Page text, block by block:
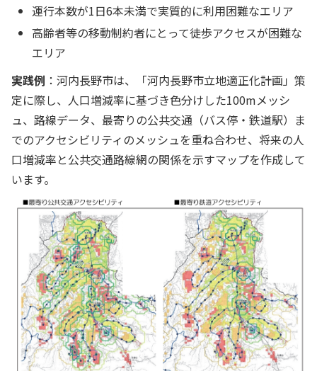
運行本数が1日6本未満で実質的に利用困難なエリア
高齢者等の移動制約者にとって徒歩アクセスが困難な
エリア
実践例 ：河内⾧野市は、「河内⾧野市立地適正化計画」策
定に際し、人口増減率に基づき色分けした100mメッシ
ュ、路線データ、最寄りの公共交通（バス停・鉄道駅）ま
でのアクセシビリティのメッシュを重ね合わせ、将来の人
口増減率と公共交通路線網の関係を示すマップを作成して
います。